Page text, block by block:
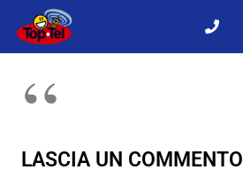
LASCIA UN COMMENTO